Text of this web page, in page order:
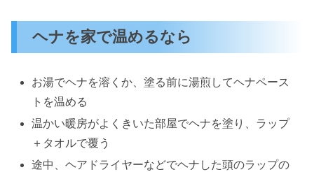
ヘナを家で温めるなら
お湯でヘナを溶くか、塗る前に湯煎してヘナペース
トを温める
温かい暖房がよくきいた部屋でヘナを塗り、ラップ
＋タオルで覆う
途中、ヘアドライヤーなどでヘナした頭のラップの